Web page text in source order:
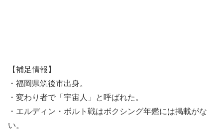
【補足情報】
・福岡県筑後市出身。
・変わり者で「宇宙人」と呼ばれた。
・エルディン・ボルト戦はボクシング年鑑には掲載がな
い。